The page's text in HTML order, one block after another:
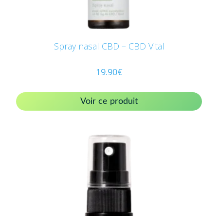
Spray nasal CBD – CBD Vital
19.90€
Voir ce produit